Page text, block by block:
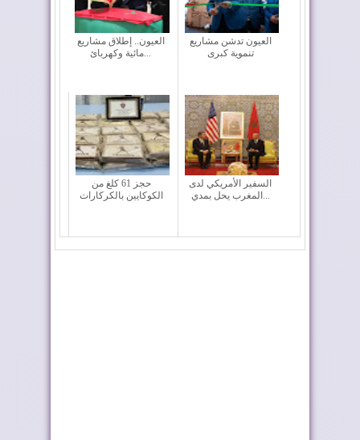
العيون.. إطلاق مشاريع
العيون تدشن مشاريع
تنموية كبرى
حجز 61 كلغ من
الكوكايين بالكركارات
السفير الأمريكي لدى
المغرب يحل بمدي...